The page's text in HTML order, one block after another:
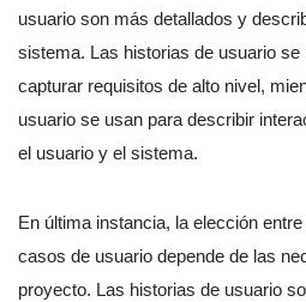
usuario son más detallados y
sistema. Las historias de usuario
capturar requisitos de alto nivel,
usuario se usan para describir
el usuario y el sistema.
En última instancia, la elección
casos de usuario depende de las
proyecto. Las historias de usuario